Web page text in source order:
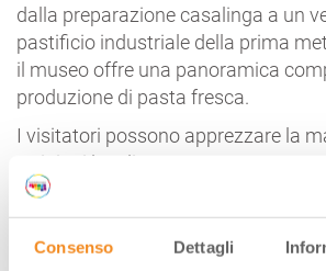
Consenso Dettagli
dalla preparazione casalinga a un
pastificio industriale della prima
il museo offre una panoramica
produzione di pasta fresca.
I visitatori possono apprezzare la
artigiani locali e portare a casa
replicare queste delizie nella
anche a dimostrazioni pratiche e
Possibilità di visite guidate e